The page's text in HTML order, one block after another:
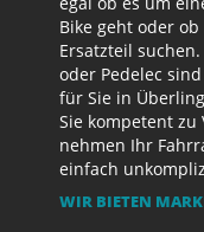
Bike geht oder
Ersatzteil
oder Pedelec
für Sie in
Sie kompetent
nehmen Ihr
einfach
WIR BIETEN